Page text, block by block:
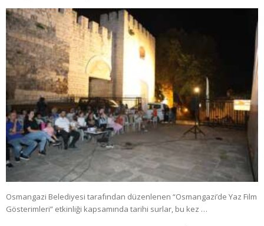
Osmangazi Belediyesi tarafından düzenlenen “Osmangazi’de Yaz Film
Gösterimleri” etkinliği kapsamında tarihi surlar, bu kez …